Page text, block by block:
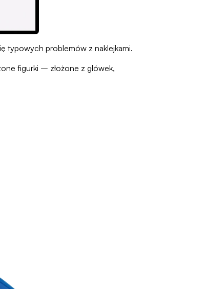
typowych problemów z naklejkami.
figurki – złożone z główek,